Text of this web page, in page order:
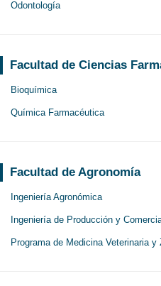
Odontología
Facultad de Ciencias
Bioquímica
Química Farmacéutica
Facultad de Agronomía
Ingeniería Agronómica
Ingeniería de Producción y
Programa de Medicina Veterinaria y